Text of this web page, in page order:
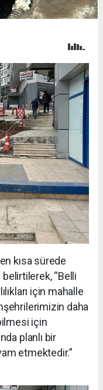
kısa sürede
“Belli
için mahalle
daha
için
planlı bir
etmektedir.”